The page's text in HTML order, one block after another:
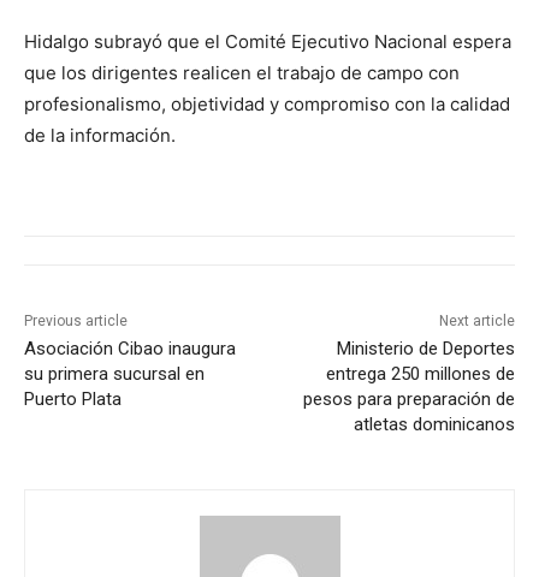
Hidalgo subrayó que el Comité Ejecutivo Nacional espera
que los dirigentes realicen el trabajo de campo con
profesionalismo, objetividad y compromiso con la calidad
de la información.
Previous article
Asociación Cibao inaugura
su primera sucursal en
Puerto Plata
Next article
Ministerio de Deportes
entrega 250 millones de
pesos para preparación de
atletas dominicanos